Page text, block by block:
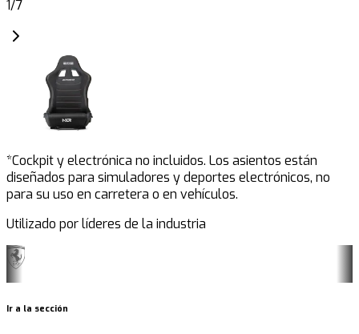
1/7
*Cockpit y electrónica no incluidos. Los asientos están
diseñados para simuladores y deportes electrónicos, no
para su uso en carretera o en vehículos.
Utilizado por líderes de la industria
Ir a la sección